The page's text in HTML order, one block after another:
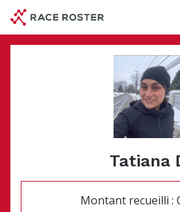
Passer
contenu
principal
Tatiana
Montant recueilli :